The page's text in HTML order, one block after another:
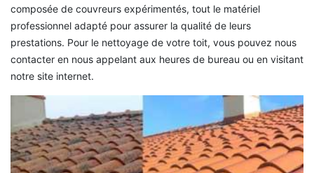
composée de couvreurs expérimentés, tout le matériel
professionnel adapté pour assurer la qualité de leurs
prestations. Pour le nettoyage de votre toit, vous pouvez nous
contacter en nous appelant aux heures de bureau ou en visitant
notre site internet.